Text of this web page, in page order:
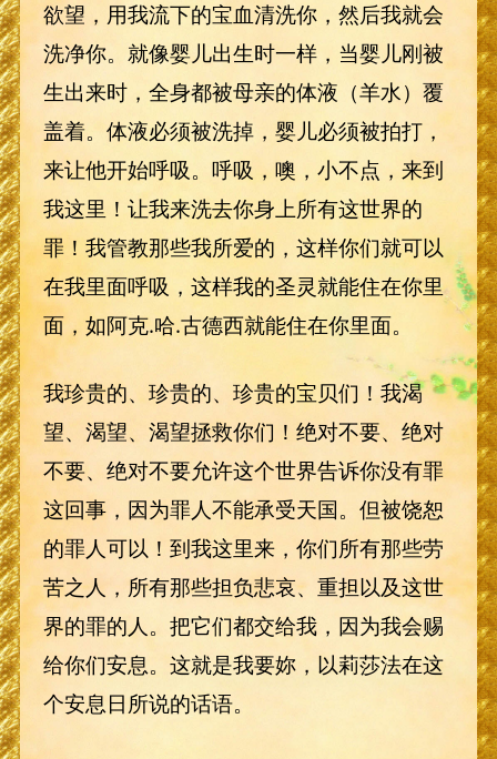
欲望，用我流下的宝血清洗你，然后我就会
洗净你。就像婴儿出生时一样，当婴儿刚被
生出来时，全身都被母亲的体液（羊水）覆
盖着。体液必须被洗掉，婴儿必须被拍打，
来让他开始呼吸。呼吸，噢，小不点，来到
我这里！让我来洗去你身上所有这世界的
罪！我管教那些我所爱的，这样你们就可以
在我里面呼吸，这样我的圣灵就能住在你里
面，如阿克.哈.古德西就能住在你里面。
我珍贵的、珍贵的、珍贵的宝贝们！我渴
望、渴望、渴望拯救你们！绝对不要、绝对
不要、绝对不要允许这个世界告诉你没有罪
这回事，因为罪人不能承受天国。但被饶恕
的罪人可以！到我这里来，你们所有那些劳
苦之人，所有那些担负悲哀、重担以及这世
界的罪的人。把它们都交给我，因为我会赐
给你们安息。这就是我要妳，以莉莎法在这
个安息日所说的话语。